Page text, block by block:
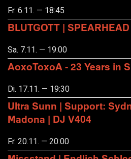
Fr. 6.11. — 18:45
BLUTGOTT |
Sa. 7.11. — 19:00
AoxoToxoA - 23 Years in
Di. 17.11. — 19:30
Ultra Sunn | Support:
Madona | DJ V404
Fr. 20.11. — 20:00